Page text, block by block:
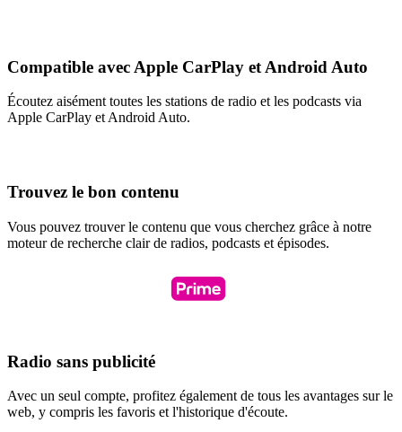
Compatible avec Apple CarPlay et Android Auto
Écoutez aisément toutes les stations de radio et les podcasts via
Apple CarPlay et Android Auto.
Trouvez le bon contenu
Vous pouvez trouver le contenu que vous cherchez grâce à notre
moteur de recherche clair de radios, podcasts et épisodes.
Radio sans publicité
Avec un seul compte, profitez également de tous les avantages sur le
web, y compris les favoris et l'historique d'écoute.